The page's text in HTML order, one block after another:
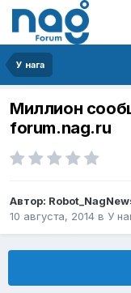
У нага
Миллион
forum.nag.ru
Автор:
10 августа, 2014 в У